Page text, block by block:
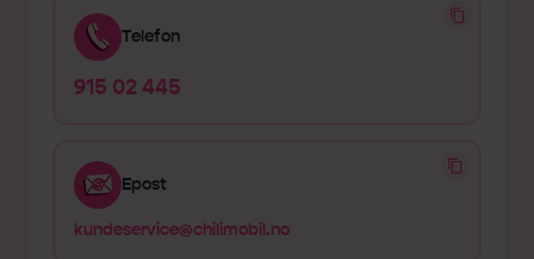
Telefon
915 02 445
Epost
kundeservice@chilimobil.no